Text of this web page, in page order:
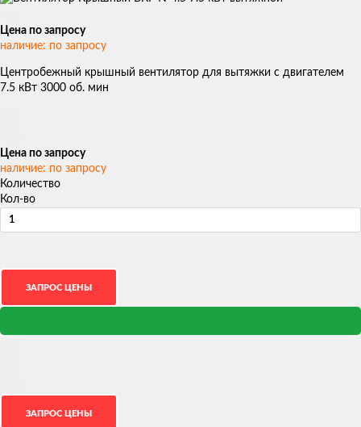
Цена по запросу
наличие: по запросу
Центробежный крышный вентилятор для вытяжки с двигателем
7.5 кВт 3000 об. мин
Цена по запросу
наличие: по запросу
Количество
Кол-во